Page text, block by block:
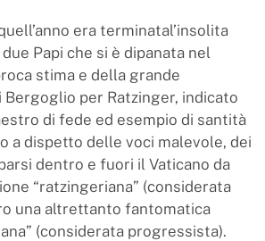
era terminatal’insolita
Papi che si è dipanata nel
stima e della grande
Bergoglio per Ratzinger, indicato
di fede ed esempio di santità
a dispetto delle voci malevole, dei
dentro e fuori il Vaticano da
“ratzingeriana” (considerata
una altrettanto fantomatica
(considerata progressista).